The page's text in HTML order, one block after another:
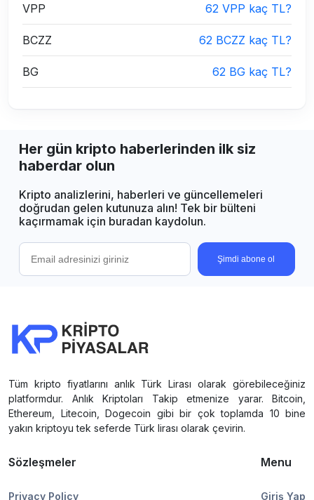
VPP 62 VPP kaç TL?
BCZZ 62 BCZZ kaç TL?
BG 62 BG kaç TL?
Her gün kripto haberlerinden ilk siz
haberdar olun
Kripto analizlerini, haberleri ve güncellemeleri
doğrudan gelen kutunuza alın! Tek bir bülteni
kaçırmamak için buradan kaydolun.
Şimdi abone ol
Tüm kripto fiyatlarını anlık Türk Lirası olarak görebileceğiniz
platformdur. Anlık Kriptoları Takip etmenize yarar. Bitcoin,
Ethereum, Litecoin, Dogecoin gibi bir çok toplamda 10 bine
yakın kriptoyu tek seferde Türk lirası olarak çevirin.
Sözleşmeler
Privacy Policy
Menu
Giriş Yap